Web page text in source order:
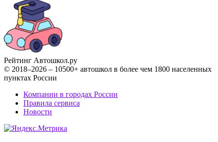
Рейтинг Автошкол.ру
© 2018–2026 – 10500+ автошкол в более чем 1800 населенных
пунктах России
Компании в городах России
Правила сервиса
Новости